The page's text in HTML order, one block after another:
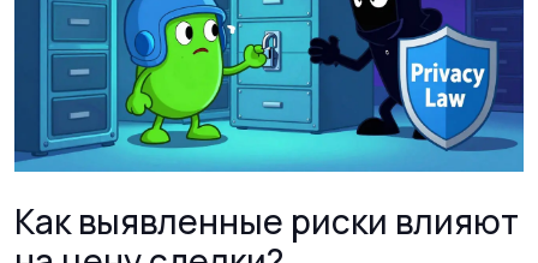
Как выявленные риски влияют